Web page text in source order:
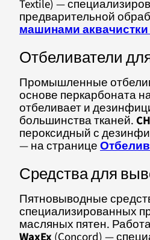
Textile) —
предварительной
машинами
Отбеливатели
Промышленные
основе перкарбоната
отбеливает и
большинства тканей.
пероксидный с
— на странице
Средства для
Пятновыводные
специализированных
масляных пятен.